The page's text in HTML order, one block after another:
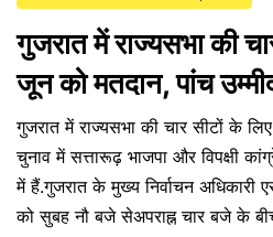
गुजरात में राज्यसभा की
जून को मतदान, पांच
गुजरात में राज्यसभा की चार सीटों के
चुनाव में सत्तारूढ़ भाजपा और विपक्षी
में हैं.गुजरात के मुख्य निर्वाचन
को सुबह नौ बजे सेअपराह्न चार बजे के